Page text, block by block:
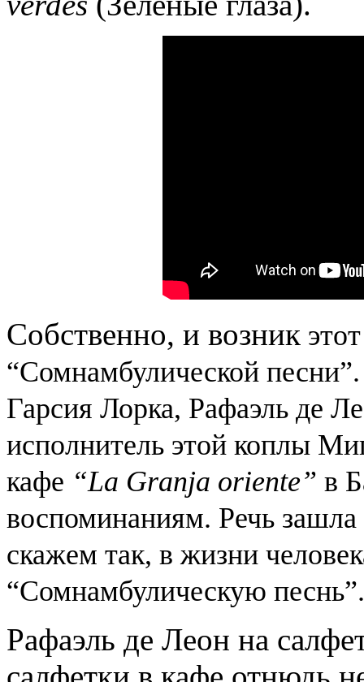
Собственно, и возник
“Сомнамбулической
Гарсия Лорка, Рафаэль де
исполнитель этой коплы
кафе “La Granja oriente” в
воспоминаниям. Речь зашла
скажем так, в жизни
“Сомнамбулическую
Рафаэль де Леон на